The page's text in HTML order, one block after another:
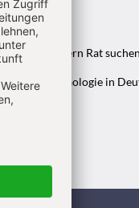
& Wenn Eltern Rat suchen
& Archäologie in